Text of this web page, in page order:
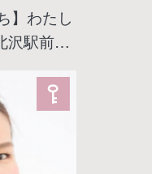
】わたし
沢駅前に
エに聞
のワ
らしが
は？